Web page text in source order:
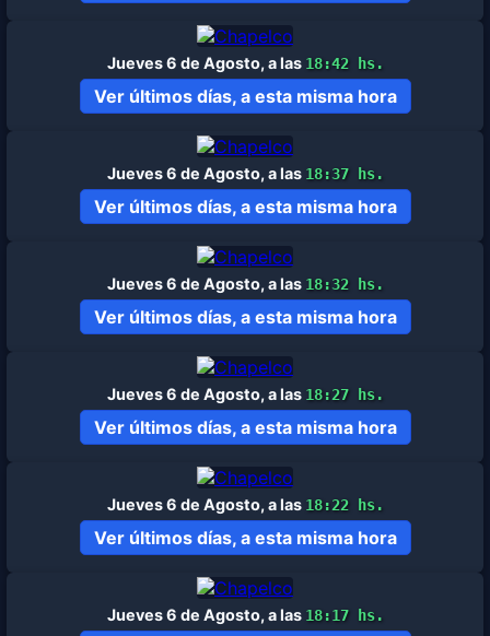
Jueves 6 de Agosto, a las 18:42 hs.
Ver últimos días, a esta misma hora
Jueves 6 de Agosto, a las 18:37 hs.
Ver últimos días, a esta misma hora
Jueves 6 de Agosto, a las 18:32 hs.
Ver últimos días, a esta misma hora
Jueves 6 de Agosto, a las 18:27 hs.
Ver últimos días, a esta misma hora
Jueves 6 de Agosto, a las 18:22 hs.
Ver últimos días, a esta misma hora
Jueves 6 de Agosto, a las 18:17 hs.